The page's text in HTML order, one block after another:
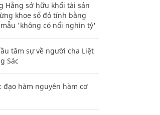
Hằng sở hữu khối tài sản
khoe sổ đỏ tính bằng
'không có nổi nghìn tỷ'
tâm sự về người cha Liệt
Sác
đạo hàm nguyên hàm cơ